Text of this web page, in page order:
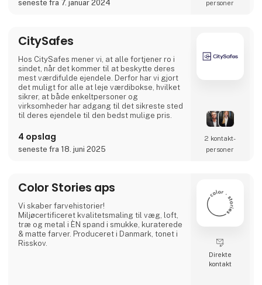
seneste fra 7. januar 2024
personer
CitySafes
Hos CitySafes mener vi, at alle fortjener ro i
sindet, når det kommer til at beskytte deres
mest værdifulde ejendele. Derfor har vi gjort
det muligt for alle at leje værdibokse, hvilket
sikrer, at både enkeltpersoner og
virksomheder har adgang til det sikreste sted
til deres ejendele til den bedst mulige pris.
4 opslag
seneste fra 18. juni 2025
2 kontakt­
personer
Color Stories aps
Vi skaber farvehistorier!
Miljøcertificeret kvalitetsmaling til væg, loft,
træ og metal i ÈN spand i smukke, kuraterede
& matte farver. Produceret i Danmark, tonet i
Risskov.
Direkte
kontakt